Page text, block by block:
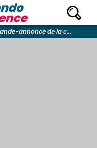
annonce de la c...